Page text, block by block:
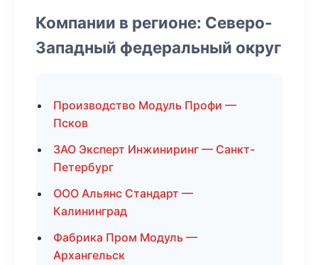
Компании в регионе: Северо-
Западный федеральный округ
Производство Модуль Профи —
Псков
ЗАО Эксперт Инжиниринг — Санкт-
Петербург
ООО Альянс Стандарт —
Калининград
Фабрика Пром Модуль —
Архангельск